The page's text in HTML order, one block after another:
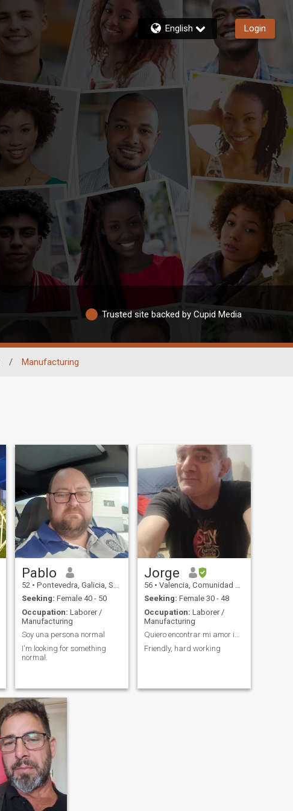
English Login
Trusted site backed by Cupid Media
/ Manufacturing
Pablo
52 • Pontevedra, Galicia, Spain
Seeking: Female 40 - 50
Occupation: Laborer /
Manufacturing
Soy una persona normal
I'm looking for something
normal.
Jorge
56 • Valencia, Comunidad Valenciana, Spain
Seeking: Female 30 - 48
Occupation: Laborer /
Manufacturing
Quiero encontrar mi amor ideal
Friendly, hard working